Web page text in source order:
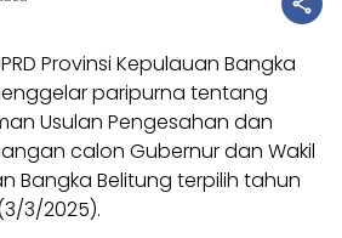
Provinsi Kepulauan Bangka
paripurna tentang
Usulan Pengesahan dan
calon Gubernur dan Wakil
Bangka Belitung terpilih tahun
3/2025).